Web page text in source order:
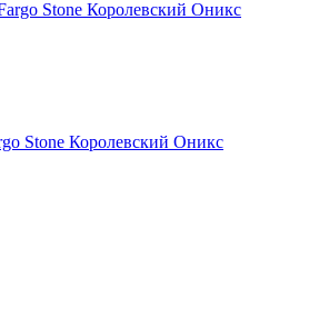
Stone Королевский Оникс